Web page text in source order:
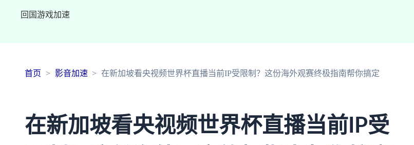
回国游戏加速
首页 影音加速 在新加坡看央视频世界杯直播当前IP受限制？这份海外观赛终极指南帮你搞定
在新加坡看央视频世界杯直播当前IP受